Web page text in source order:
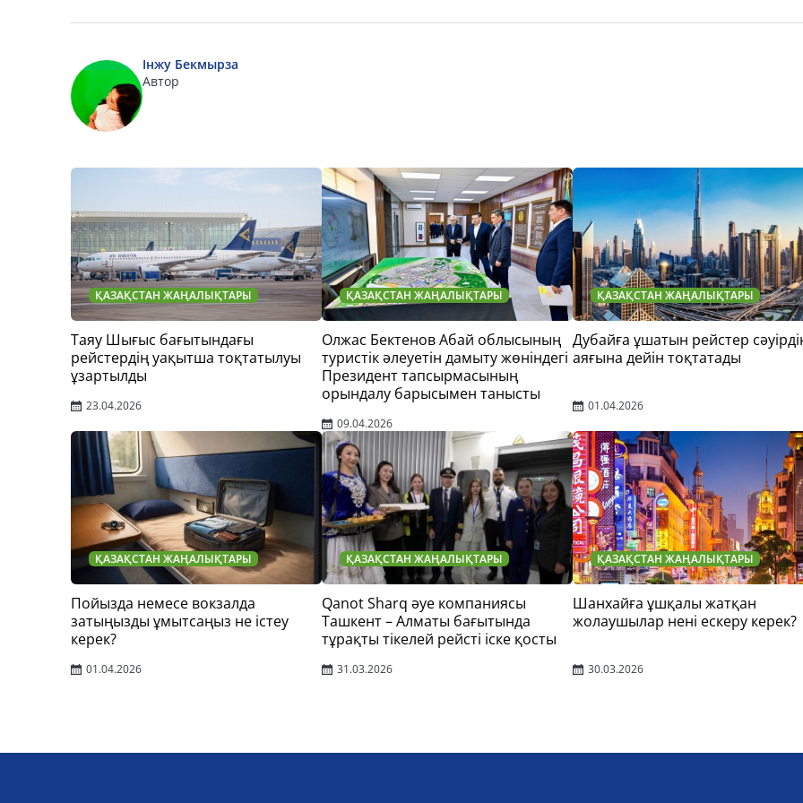
Інжу Бекмырза
Автор
ҚАЗАҚСТАН ЖАҢАЛЫҚТАРЫ
Таяу Шығыс бағытындағы
рейстердің уақытша тоқтатылуы
ұзартылды
23.04.2026
ҚАЗАҚСТАН ЖАҢАЛЫҚТАРЫ
Олжас Бектенов Абай облысының
туристік әлеуетін дамыту жөніндегі
Президент тапсырмасының
орындалу барысымен танысты
09.04.2026
ҚАЗАҚСТАН ЖАҢАЛЫҚТАРЫ
Дубайға ұшатын рейстер
аяғына дейін тоқтатады
01.04.2026
ҚАЗАҚСТАН ЖАҢАЛЫҚТАРЫ
Пойызда немесе вокзалда
затыңызды ұмытсаңыз не істеу
керек?
01.04.2026
ҚАЗАҚСТАН ЖАҢАЛЫҚТАРЫ
Qanot Sharq әуе компаниясы
Ташкент – Алматы бағытында
тұрақты тікелей рейсті іске қосты
31.03.2026
ҚАЗАҚСТАН ЖАҢАЛЫҚТАРЫ
Шанхайға ұшқалы жатқан
жолаушылар нені ескеру керек?
30.03.2026